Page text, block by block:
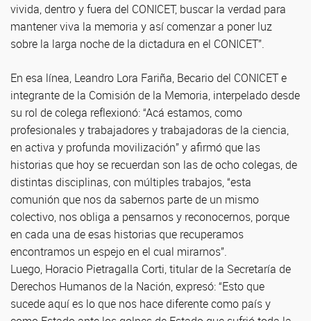
vivida, dentro y fuera del CONICET, buscar la verdad para
mantener viva la memoria y así comenzar a poner luz
sobre la larga noche de la dictadura en el CONICET”.
En esa línea, Leandro Lora Fariña, Becario del CONICET e
integrante de la Comisión de la Memoria, interpelado desde
su rol de colega reflexionó: “Acá estamos, como
profesionales y trabajadores y trabajadoras de la ciencia,
en activa y profunda movilización” y afirmó que las
historias que hoy se recuerdan son las de ocho colegas, de
distintas disciplinas, con múltiples trabajos, “esta
comunión que nos da sabernos parte de un mismo
colectivo, nos obliga a pensarnos y reconocernos, porque
en cada una de esas historias que recuperamos
encontramos un espejo en el cual mirarnos”.
Luego, Horacio Pietragalla Corti, titular de la Secretaría de
Derechos Humanos de la Nación, expresó: “Esto que
sucede aquí es lo que nos hace diferente como país y